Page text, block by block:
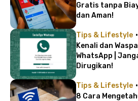
Gratis tanpa
dan Aman!
Tips & Lifestyle ·
Kenali dan
WhatsApp |
Dirugikan!
Tips & Lifestyle ·
8 Cara